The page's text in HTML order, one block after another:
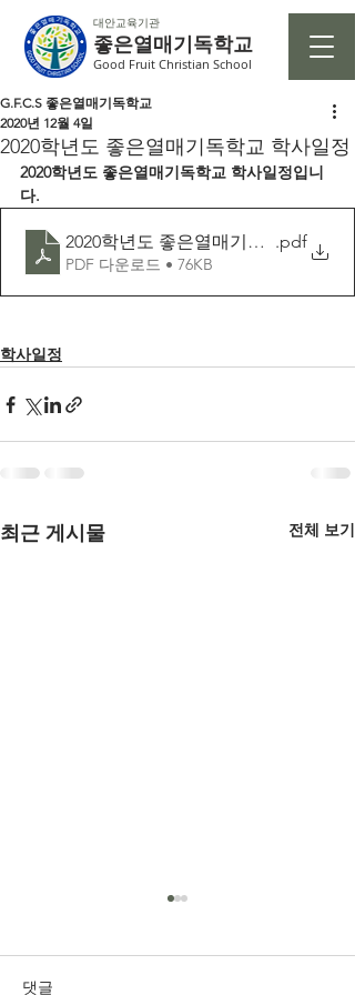
대안교육기관
좋은열매기독학교
Good Fruit Christian School
2020학년도 좋은열매기독학교 학사일정
G.F.C.S 좋은열매기독학교
2020년 12월 4일
2020학년도 좋은열매기독학교 학사일정입니
다.
2020학년도 좋은열매기독학교 전과
.pdf
PDF 다운로드 • 76KB
학사일정
최근 게시물 전체 보기
댓글